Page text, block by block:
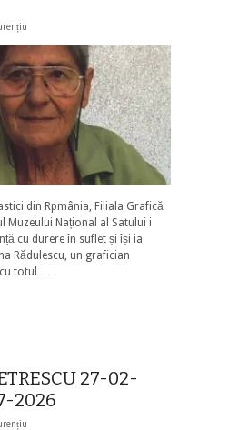
din Rpmânia, Filiala Grafică
Muzeului Național al Satului i
cu durere în suflet și își ia
Rădulescu, un grafician
totul …
27-02-
2026